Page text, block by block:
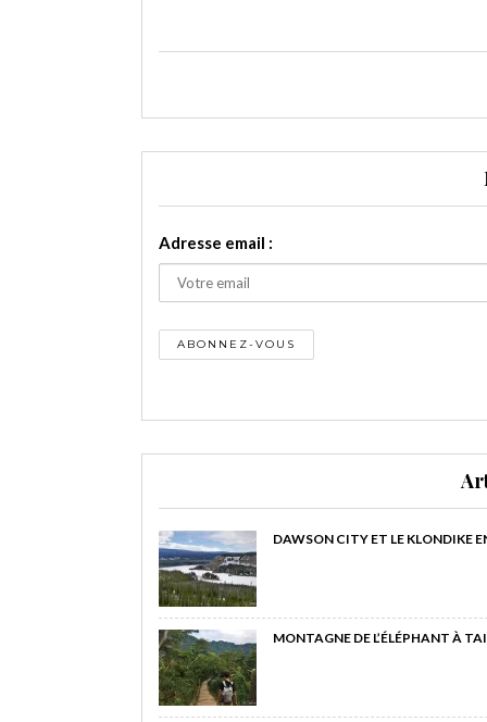
Adresse email :
DAWSON CITY ET LE KLONDIKE
MONTAGNE DE L’ÉLÉPHANT À